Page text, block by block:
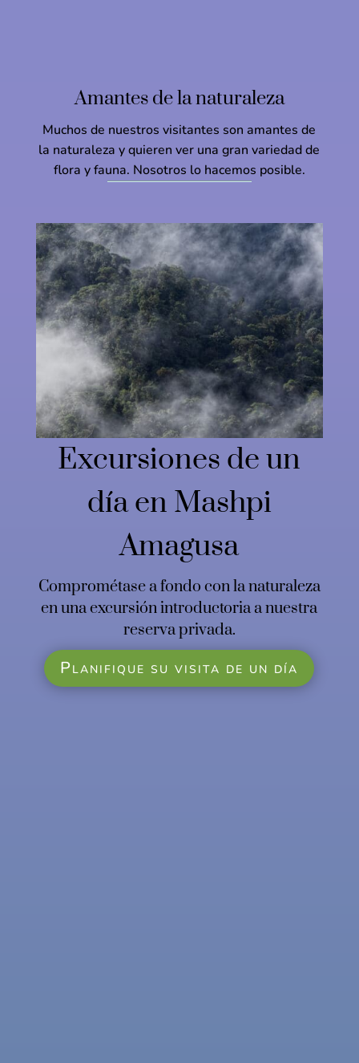
Amantes de la naturaleza
Muchos de nuestros visitantes son amantes de
la naturaleza y quieren ver una gran variedad de
flora y fauna. Nosotros lo hacemos posible.
Excursiones de un
día en Mashpi
Amagusa
Comprométase a fondo con la naturaleza
en una excursión introductoria a nuestra
reserva privada.
Planifique su visita de un día